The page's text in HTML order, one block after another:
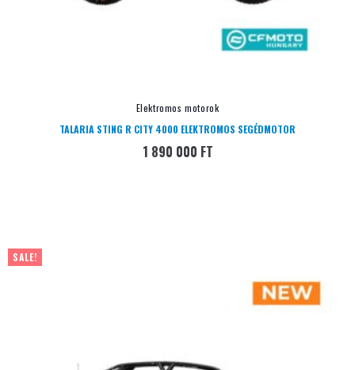
Elektromos motorok
TALARIA STING R CITY 4000 ELEKTROMOS SEGÉDMOTOR
1 890 000 FT
SALE!